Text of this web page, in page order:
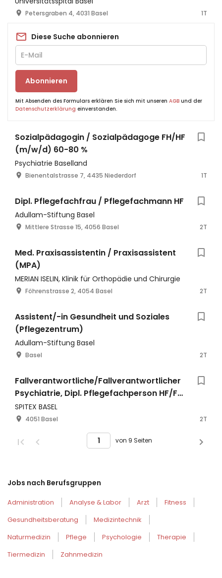
Petersgraben 4, 4031 Basel 1T
Diese Suche abonnieren
Abonnieren
Mit Absenden des Formulars erklären Sie sich mit unseren AGB und der
Datenschutzerklärung einverstanden.
Sozialpädagogin / Sozialpädagoge FH/HF
(m/w/d) 60-80 %
Psychiatrie Baselland
Bienentalstrasse 7, 4435 Niederdorf 1T
Dipl. Pflegefachfrau / Pflegefachmann HF
Adullam-Stiftung Basel
Mittlere Strasse 15, 4056 Basel 2T
Med. Praxisassistentin / Praxisassistent
(MPA)
MERIAN ISELIN, Klinik für Orthopädie und Chirurgie
Föhrenstrasse 2, 4054 Basel 2T
Assistent/-in Gesundheit und Soziales
(Pflegezentrum)
Adullam-Stiftung Basel
Basel 2T
Fallverantwortliche/Fallverantwortlicher
Psychiatrie, Dipl. Pflegefachperson HF/FH
(a)
SPITEX BASEL
4051 Basel 2T
von 9 Seiten
Jobs nach Berufsgruppen
Administration Analyse & Labor Arzt
Fitness
Gesundheitsberatung
Medizintechnik
Naturmedizin
Pflege Psychologie
Therapie
Tiermedizin
Zahnmedizin